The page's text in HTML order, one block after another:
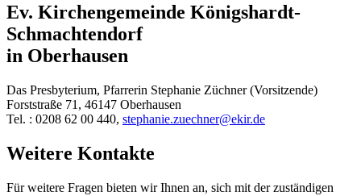
Ev. Kirchengemeinde Königshardt-
Schmachtendorf
in Oberhausen
Das Presbyterium, Pfarrerin Stephanie Züchner (Vorsitzende)
Forststraße 71, 46147 Oberhausen
Tel. : 0208 62 00 440, stephanie.zuechner@ekir.de
Weitere Kontakte
Für weitere Fragen bieten wir Ihnen an, sich mit der zuständigen